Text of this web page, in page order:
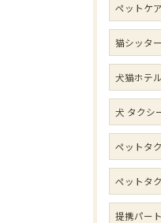
ペットケア
猫シッター
犬猫ホテル
犬 タクシ
ペットタ
ペットタ
提携パー